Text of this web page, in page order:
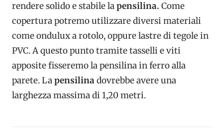
rendere solido e stabile lapensilina. Come
copertura potremo utilizzare diversi materiali
come ondulux a rotolo, oppure lastre di tegole in
PVC. A questo punto tramite tasselli e viti
apposite fisseremo la pensilina in ferro alla
parete. Lapensilinadovrebbe avere una
larghezza massima di 1,20 metri.